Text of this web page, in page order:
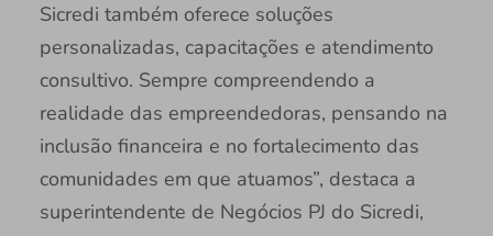
Sicredi também oferece soluções
personalizadas, capacitações e atendimento
consultivo. Sempre compreendendo a
realidade das empreendedoras, pensando na
inclusão financeira e no fortalecimento das
comunidades em que atuamos”, destaca a
superintendente de Negócios PJ do Sicredi,